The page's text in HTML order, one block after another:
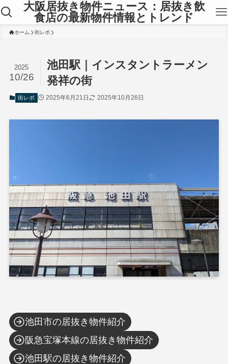
大阪居抜き物件ニュース：居抜き飲
食店の最新物件情報とトレンド
ホーム 街レポ
池田駅｜インスタントラーメン
発祥の街
2025
10/26
街レポ 2025年6月21日 2025年10月26日
池田市の居抜き物件紹介
阪急宝塚本線の居抜き物件紹介
池田駅の居抜き物件紹介